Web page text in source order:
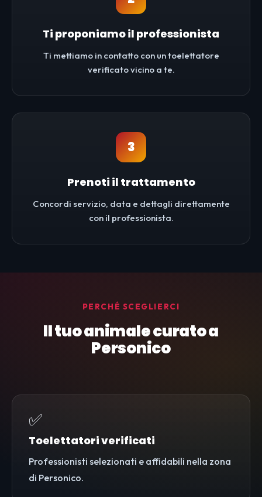
Ti proponiamo il professionista
Ti mettiamo in contatto con un toelettatore
verificato vicino a te.
3
Prenoti il trattamento
Concordi servizio, data e dettagli direttamente
con il professionista.
PERCHÉ SCEGLIERCI
Il tuo animale curato a
Personico
✅
Toelettatori verificati
Professionisti selezionati e affidabili nella zona
di Personico.